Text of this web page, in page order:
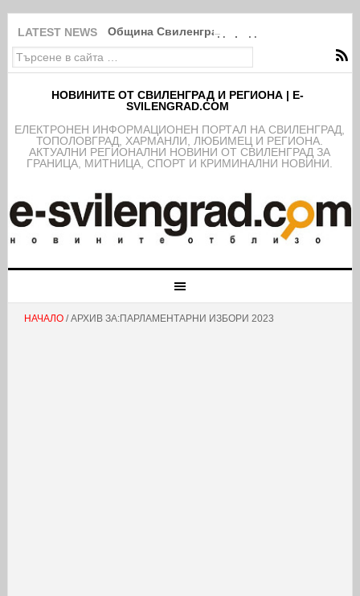
LATEST NEWS Община Свиленград продължава
НОВИНИТЕ ОТ СВИЛЕНГРАД И РЕГИОНА | E-
SVILENGRAD.COM
EЛЕКТРОНЕН ИНФОРМАЦИОНЕН ПОРТАЛ НА СВИЛЕНГРАД,
ТОПОЛОВГРАД, ХАРМАНЛИ, ЛЮБИМЕЦ И РЕГИОНА.
АКТУАЛНИ РЕГИОНАЛНИ НОВИНИ ОТ СВИЛЕНГРАД ЗА
ГРАНИЦА, МИТНИЦА, СПОРТ И КРИМИНАЛНИ НОВИНИ.
НАЧАЛО/ АРХИВ ЗА:ПАРЛАМЕНТАРНИ ИЗБОРИ 2023